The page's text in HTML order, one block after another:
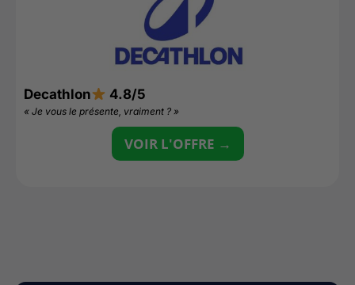
Decathlon 4.8/5
« Je vous le présente, vraiment ? »
VOIR L'OFFRE →